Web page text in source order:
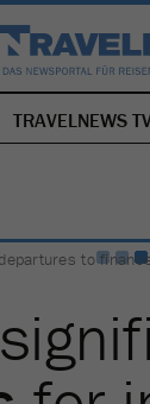
TRAVELNEWS
to